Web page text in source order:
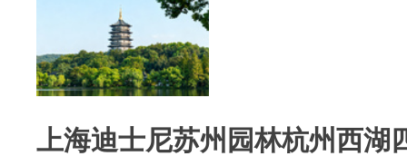
上海迪士尼苏州园林杭州西湖